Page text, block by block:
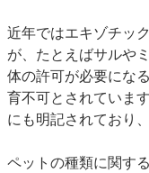
近年ではエキゾチッ
が、たとえばサルや
体の許可が必要にな
育不可とされていま
にも明記されており
ペットの種類に関す